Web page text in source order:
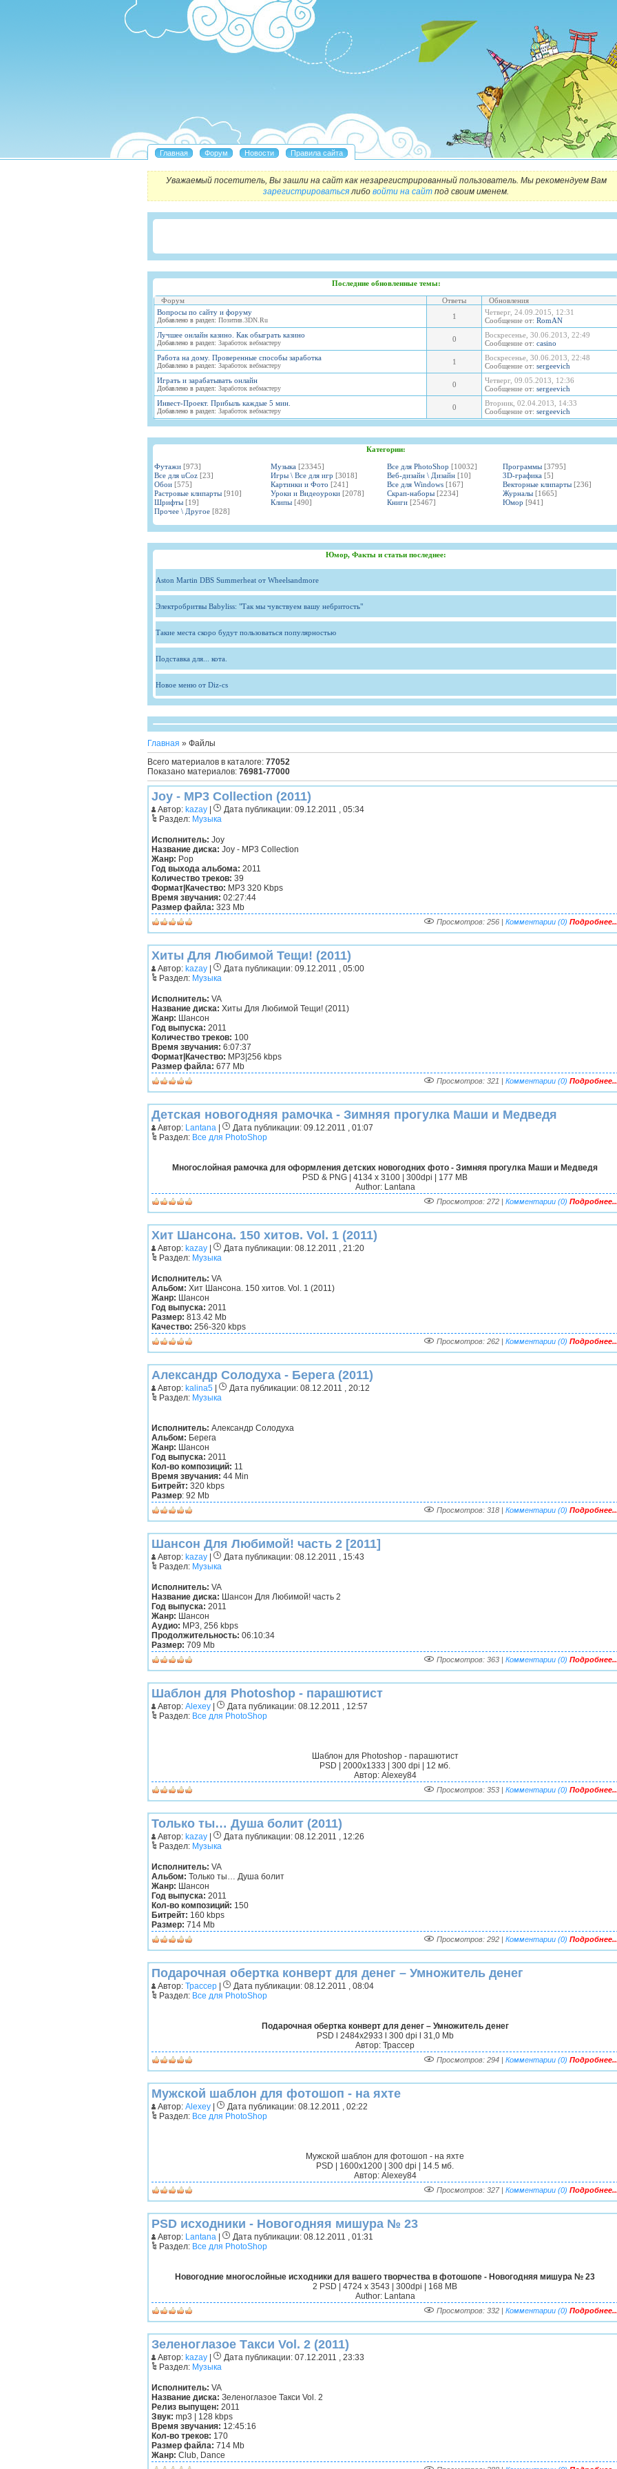
Уважаемый посетитель, Вы зашли на сайт как незарегистрированный пользователь. Мы рекомендуем Вам
зарегистрироватьсялибо войти на сайт под своим именем.
Последние обновленные темы:
Форум Ответы
Обновления
Вопросы по сайту и форуму
Добавлено в раздел: Позитив.3DN.Ru 1
Четверг, 24.09.2015, 12:31
Сообщение от: RomAN
Лучшее онлайн казино. Как обыграть казино
Добавлено в раздел: Заработок вебмастеру 0
Воскресенье, 30.06.2013, 22:49
Сообщение от: casino
Работа на дому. Проверенные способы заработка
Добавлено в раздел: Заработок вебмастеру 1
Воскресенье, 30.06.2013, 22:48
Сообщение от: sergeevich
Играть и зарабатывать онлайн
Добавлено в раздел: Заработок вебмастеру 0
Четверг, 09.05.2013, 12:36
Сообщение от: sergeevich
Инвест-Проект. Прибыль каждые 5 мин.
Добавлено в раздел: Заработок вебмастеру 0
Вторник, 02.04.2013, 14:33
Сообщение от: sergeevich
Категории:
Футажи [973] Музыка [23345] Все для PhotoShop [10032] Программы [3795]
Все для uCoz [23] Игры \ Все для игр [3018] Веб-дизайн \ Дизайн [10] 3D-графика [5]
Обои [575] Картинки и Фото [241] Все для Windows [167] Векторные клипарты [236]
Растровые клипарты [910] Уроки и Видеоуроки [2078] Скрап-наборы [2234] Журналы [1665]
Шрифты [19] Клипы [490] Книги [25467] Юмор [941]
Прочее \ Другое [828]
Юмор, Факты и статьи последнее:
Aston Martin DBS Summerheat от Wheelsandmore
Электробритвы Babyliss: "Так мы чувствуем вашу небритость"
Такие места скоро будут пользоваться популярностью
Подставка для... кота.
Новое меню от Diz-cs
Главная » Файлы
Всего материалов в каталоге: 77052
Показано материалов: 76981-77000
Joy - MP3 Collection (2011)
Автор: kazay
Дата публикации: 09.12.2011 , 05:34
Раздел: Музыка
Исполнитель: Joy
Название диска: Joy - MP3 Collection
Жанр: Pop
Год выхода альбома: 2011
Количество треков: 39
Формат|Качество: MP3 320 Kbps
Время звучания: 02:27:44
Размер файла: 323 Мb
Просмотров: 256 | Комментарии (0)
Хиты Для Любимой Тещи! (2011)
Автор: kazay
Дата публикации: 09.12.2011 , 05:00
Раздел: Музыка
Исполнитель: VA
Название диска: Хиты Для Любимой Тещи! (2011)
Жанр: Шансон
Год выпуска: 2011
Количество треков: 100
Время звучания: 6:07:37
Формат|Качество: МP3|256 kbps
Размер файла: 677 Mb
Просмотров: 321 | Комментарии (0)
Детская новогодняя рамочка - Зимняя прогулка Маши и Медведя
Автор: Lantana
Дата публикации: 09.12.2011 , 01:07
Раздел: Все для PhotoShop
Многослойная рамочка для оформления детских новогодних фото - Зимняя прогулка Маши и Медведя
PSD & PNG | 4134 x 3100 | 300dpi | 177 MB
Author: Lantana
Просмотров: 272 | Комментарии (0)
Хит Шансона. 150 хитов. Vol. 1 (2011)
Автор: kazay
Дата публикации: 08.12.2011 , 21:20
Раздел: Музыка
Исполнитель: VA
Альбом: Хит Шансона. 150 хитов. Vol. 1 (2011)
Жанр: Шансон
Год выпуска: 2011
Размер: 813.42 Mb
Качество: 256-320 kbps
Просмотров: 262 | Комментарии (0)
Александр Солодуха - Берега (2011)
Автор: kalina5
Дата публикации: 08.12.2011 , 20:12
Раздел: Музыка
Исполнитель: Александр Солодуха
Альбом: Берега
Жанр: Шансон
Год выпуска: 2011
Кол-во композиций: 11
Время звучания: 44 Min
Битрейт: 320 kbps
Размер: 92 Mb
Просмотров: 318 | Комментарии (0)
Шансон Для Любимой! часть 2 [2011]
Автор: kazay
Дата публикации: 08.12.2011 , 15:43
Раздел: Музыка
Исполнитель: VA
Название диска: Шансон Для Любимой! часть 2
Год выпуска: 2011
Жанр: Шансон
Аудио: MP3, 256 kbps
Продолжительность: 06:10:34
Размер: 709 Mb
Просмотров: 363 | Комментарии (0)
Шаблон для Photoshop - парашютист
Автор: Alexey
Дата публикации: 08.12.2011 , 12:57
Раздел: Все для PhotoShop
Шаблон для Photoshop - парашютист
PSD | 2000x1333 | 300 dpi | 12 мб.
Автор: Alexey84
Просмотров: 353 | Комментарии (0)
Только ты… Душа болит (2011)
Автор: kazay
Дата публикации: 08.12.2011 , 12:26
Раздел: Музыка
Исполнитель: VA
Альбом: Только ты… Душа болит
Жанр: Шансон
Год выпуска: 2011
Кол-во композиций: 150
Битрейт: 160 kbps
Размер: 714 Mb
Просмотров: 292 | Комментарии (0)
Подарочная обертка конверт для денег – Умножитель денег
Автор: Трассер
Дата публикации: 08.12.2011 , 08:04
Раздел: Все для PhotoShop
Подарочная обертка конверт для денег – Умножитель денег
PSD l 2484x2933 l 300 dpi l 31,0 Mb
Автор: Трассер
Просмотров: 294 | Комментарии (0)
Мужской шаблон для фотошоп - на яхте
Автор: Alexey
Дата публикации: 08.12.2011 , 02:22
Раздел: Все для PhotoShop
Мужской шаблон для фотошоп - на яхте
PSD | 1600x1200 | 300 dpi | 14.5 мб.
Автор: Alexey84
Просмотров: 327 | Комментарии (0)
PSD исходники - Новогодняя мишура № 23
Автор: Lantana
Дата публикации: 08.12.2011 , 01:31
Раздел: Все для PhotoShop
Новогодние многослойные исходники для вашего творчества в фотошопе - Новогодняя мишура № 23
2 PSD | 4724 x 3543 | 300dpi | 168 MB
Author: Lantana
Просмотров: 332 | Комментарии (0)
Зеленоглазое Такси Vol. 2 (2011)
Автор: kazay
Дата публикации: 07.12.2011 , 23:33
Раздел: Музыка
Исполнитель: VA
Название диска: Зеленоглазое Такси Vol. 2
Релиз выпущен: 2011
Звук: mp3 | 128 kbps
Время звучания: 12:45:16
Кол-во треков: 170
Размер файла: 714 Mb
Жанр: Club, Dance